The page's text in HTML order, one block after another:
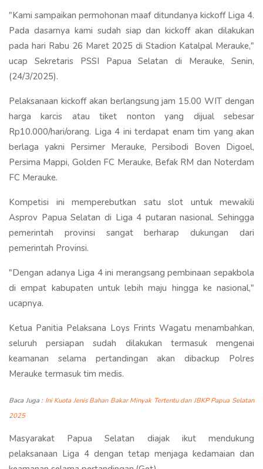
"Kami sampaikan permohonan maaf ditundanya kickoff Liga 4.
Pada dasarnya kami sudah siap dan kickoff akan dilakukan
pada hari Rabu 26 Maret 2025 di Stadion Katalpal Merauke,"
ucap Sekretaris PSSI Papua Selatan di Merauke, Senin,
(24/3/2025).
Pelaksanaan kickoff akan berlangsung jam 15.00 WIT dengan
harga karcis atau tiket nonton yang dijual sebesar
Rp10.000/hari/orang. Liga 4 ini terdapat enam tim yang akan
berlaga yakni Persimer Merauke, Persibodi Boven Digoel,
Persima Mappi, Golden FC Merauke, Befak RM dan Noterdam
FC Merauke.
Kompetisi ini memperebutkan satu slot untuk mewakili
Asprov Papua Selatan di Liga 4 putaran nasional. Sehingga
pemerintah provinsi sangat berharap dukungan dari
pemerintah Provinsi.
"Dengan adanya Liga 4 ini merangsang pembinaan sepakbola
di empat kabupaten untuk lebih maju hingga ke nasional,"
ucapnya.
Ketua Panitia Pelaksana Loys Frints Wagatu menambahkan,
seluruh persiapan sudah dilakukan termasuk mengenai
keamanan selama pertandingan akan dibackup Polres
Merauke termasuk tim medis.
Baca Juga : Ini Kuota Jenis Bahan Bakar Minyak Tertentu dan JBKP Papua Selatan
2025
Masyarakat Papua Selatan diajak ikut mendukung
pelaksanaan Liga 4 dengan tetap menjaga kedamaian dan